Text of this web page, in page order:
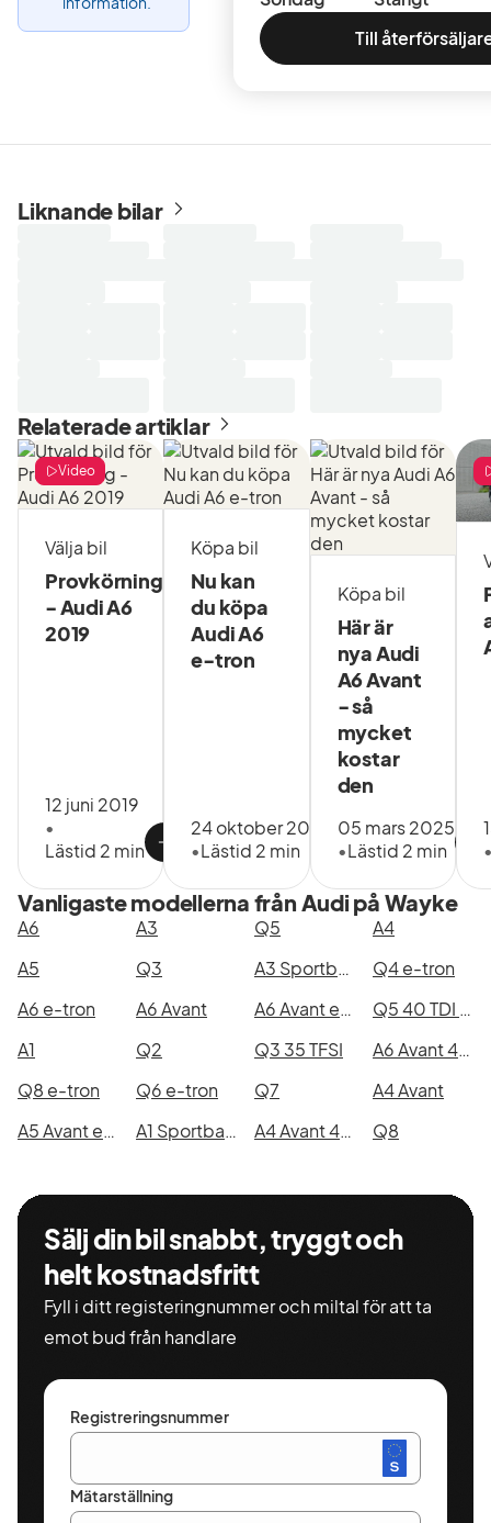
Till
Liknande bilar
Relaterade artiklar
Välja bil
Provkörning
- Audi A6
2019
12 juni 2019
•
Lästid 2 min
Video
Köpa bil
Nu kan
du köpa
Audi A6
e-tron
24 oktober 2024
•Lästid 2 min
Köpa bil
Här är
nya Audi
A6 Avant
- så
mycket
kostar
den
05 mars 2025
•Lästid 2 min
Vanligaste modellerna från Audi på Wayke
A6 A3 Q5
A4
A5
Q3 A3 Sportback 35 TFSI
Q4 e-tron
A6 e-tron
A6 Avant A6 Avant e-hybrid quattro
Q5 40 TDI quattro
A1
Q2 Q3 35 TFSI
A6 Avant 40 TDI quattro
Q8 e-tron
Q6 e-tron Q7
A4 Avant
A5 Avant e-hybrid quattro
A1 Sportback 30 TFSI A4 Avant 40 TDI quattro Q8
Sälj din bil snabbt, tryggt och
helt kostnadsfritt
Fyll i ditt registeringnummer och miltal för att ta
emot bud från handlare
Registreringsnummer
Mätarställning